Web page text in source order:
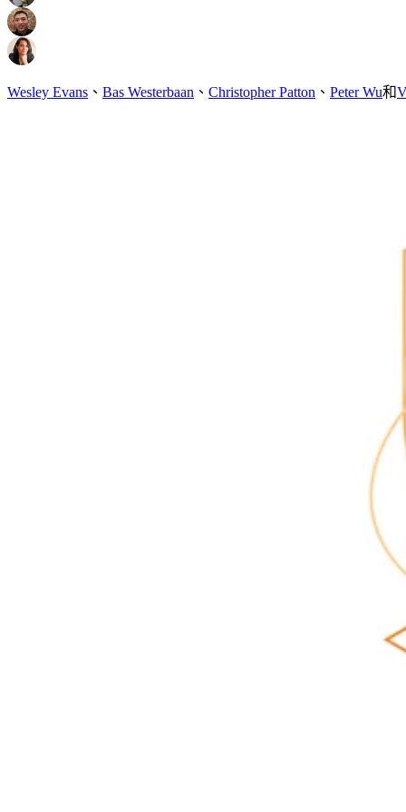
Wesley Evans 、 Bas Westerbaan 、 Christopher Patton 、 Peter Wu和